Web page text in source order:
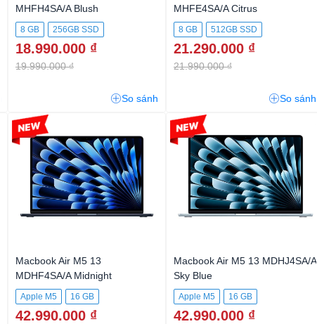
MHFH4SA/A Blush
8 GB 256GB SSD
18.990.000 ₫
19.990.000 ₫
So sánh
MHFE4SA/A Citrus
8 GB 512GB SSD
21.290.000 ₫
21.990.000 ₫
So sánh
Macbook Air M5 13
MDHF4SA/A Midnight
Apple M5 16 GB
42.990.000 ₫
-2%
Macbook Air M5 13 MDHJ4SA/A
Sky Blue
Apple M5 16 GB
42.990.000 ₫
-2%